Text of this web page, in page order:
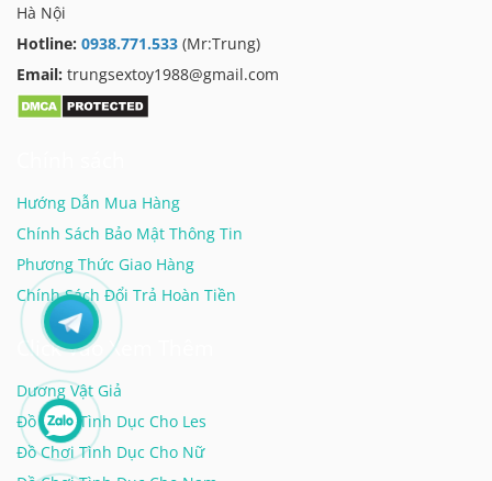
Hà Nội
Hotline: 0938.771.533 (Mr:Trung)
Email: trungsextoy1988@gmail.com
Hướng Dẫn Mua Hàng
Chính Sách Bảo Mật Thông Tin
Phương Thức Giao Hàng
Chính Sách Đổi Trả Hoàn Tiền
Click Vào Xem Thêm
Dương Vật Giả
Đồ Chơi Tình Dục Cho Les
Đồ Chơi Tình Dục Cho Nữ